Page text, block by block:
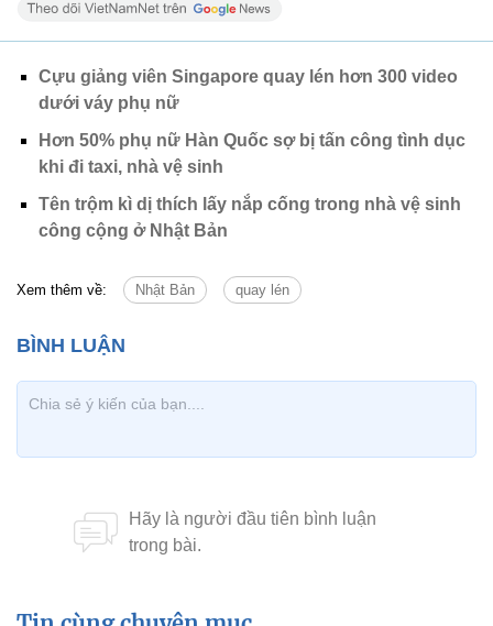
Cựu giảng viên Singapore quay lén hơn 300 video
dưới váy phụ nữ
Hơn 50% phụ nữ Hàn Quốc sợ bị tấn công tình dục
khi đi taxi, nhà vệ sinh
Tên trộm kì dị thích lấy nắp cống trong nhà vệ sinh
công cộng ở Nhật Bản
Xem thêm về: Nhật Bản quay lén